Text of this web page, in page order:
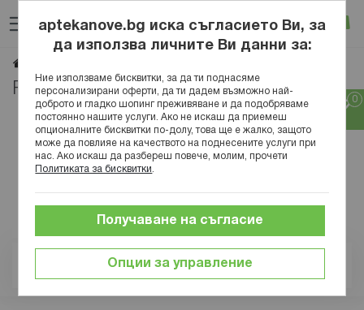
към
съдържанието
Вход
PHYSIOLAC
Позиция
aptekanove.bg иска съгласието Ви, за
да използва личните Ви данни за:
Ние използваме бисквитки, за да ти поднасяме
персонализирани оферти, да ти дадем възможно най-
доброто и гладко шопинг преживяване и да подобряваме
постоянно нашите услуги. Ако не искаш да приемеш
опционалните бисквитки по-долу, това ще е жалко, защото
може да повлияе на качеството на поднесените услуги при
нас. Ако искаш да разбереш повече, молим, прочети
Политиката за бисквитки
Опции за управление
Получаване на съгласие